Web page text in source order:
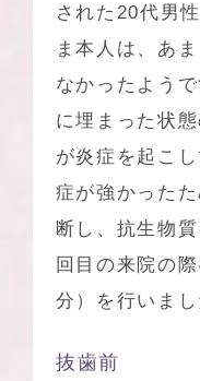
された20代男
ま本人は、あ
なかったよう
に埋まった状
が炎症を起こ
症が強かった
断し、抗生物
回目の来院の
分）を行いまし
抜歯前